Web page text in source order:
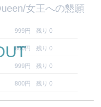
女王への懇願
999円 残り 0
800円 残り 0
999円 残り 0
800円 残り 0